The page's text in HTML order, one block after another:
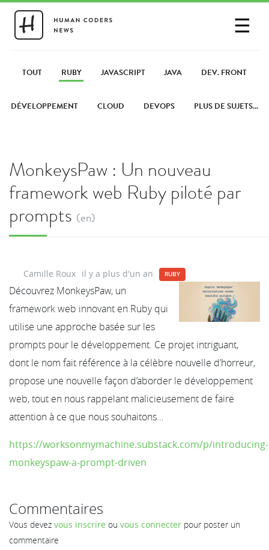
☰
PARTAGER UN LIEN
TOUT RUBY JAVASCRIPT JAVA DEV. FRONT
DÉVELOPPEMENT CLOUD DEVOPS PLUS DE SUJETS...
MonkeysPaw : Un nouveau
framework web Ruby piloté par
prompts (en)
Camille Roux il y a plus d'un an RUBY
Découvrez MonkeysPaw, un
framework web innovant en Ruby qui
utilise une approche basée sur les
prompts pour le développement. Ce projet intriguant,
dont le nom fait référence à la célèbre nouvelle d’horreur,
propose une nouvelle façon d’aborder le développement
web, tout en nous rappelant malicieusement de faire
attention à ce que nous souhaitons…
https://worksonmymachine.substack.com/p/introducing-
monkeyspaw-a-prompt-driven
Commentaires
Vous devez vous inscrire ou vous connecter pour poster un
commentaire